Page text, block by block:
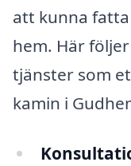
att kunna
hem. Här
tjänster som
kamin i